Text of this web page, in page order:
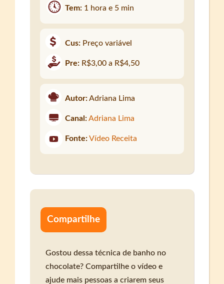
Tem: 1 hora e 5 min
Cus: Preço variável
Pre: R$3,00 a R$4,50
Autor:Adriana Lima
Canal: Adriana Lima
Fonte: Vídeo Receita
Compartilhe
Gostou dessa técnica de banho no
chocolate? Compartilhe o vídeo e
ajude mais pessoas a criarem seus